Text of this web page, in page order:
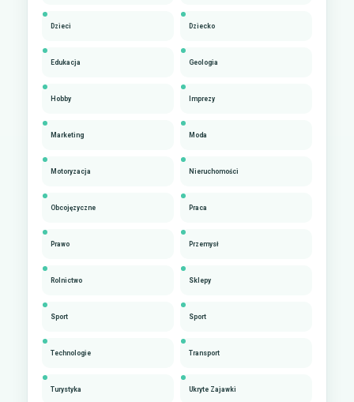
Dzieci Dziecko
Edukacja Geologia
Hobby Imprezy
Marketing Moda
Motoryzacja Nieruchomości
Obcojęzyczne Praca
Prawo Przemysł
Rolnictwo Sklepy
Sport Sport
Technologie Transport
Turystyka Ukryte Zajawki